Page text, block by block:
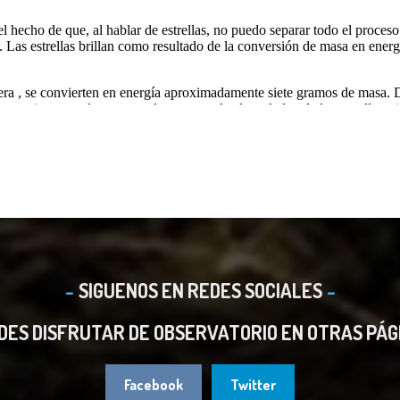
SIGUENOS EN REDES SOCIALES
DISFRUTAR DE OBSERVATORIO EN OTRAS
Facebook Twitter